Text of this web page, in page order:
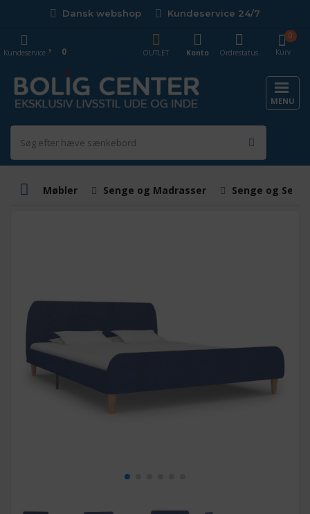
Dansk webshop Kundeservice 24/7
Kurv
0
OUTLET
Konto Ordrestatus
Kundeservice 0
MENU
Møbler Senge og Madrasser Senge og